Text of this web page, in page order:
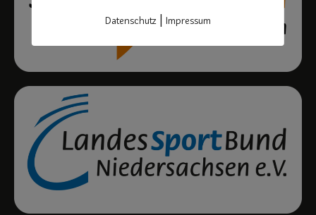
Datenschutz| Impressum